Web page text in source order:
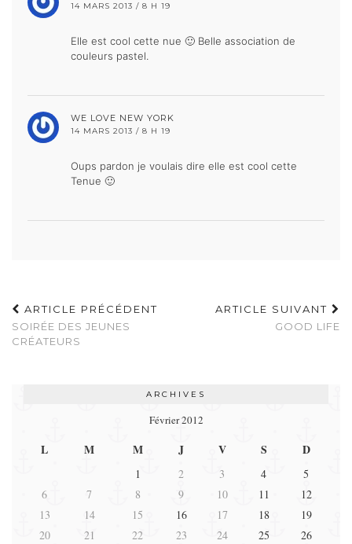
14 MARS 2013 / 8 H 19
Elle est cool cette nue 🙂 Belle association de
couleurs pastel.
WE LOVE NEW YORK
14 MARS 2013 / 8 H 19
Oups pardon je voulais dire elle est cool cette
Tenue 🙂
ARTICLE PRÉCÉDENT
SOIRÉE DES JEUNES
CRÉATEURS
ARTICLE SUIVANT
GOOD LIFE
ARCHIVES
Février 2012
L M M J V S D
1 2 3 4
5
6
7 8 9 10 11
12
13
14 15 16 17 18
19
20
21 22 23 24 25
26